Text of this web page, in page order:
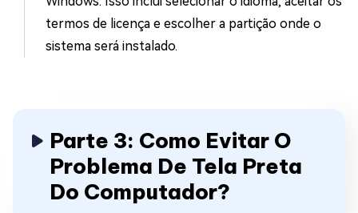
termos de licença e escolher a partição onde o
sistema será instalado.
Parte 3: Como Evitar O
Problema De Tela Preta
Do Computador?